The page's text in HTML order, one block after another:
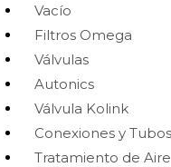
Vacío
Filtros Omega
Válvulas
Autonics
Válvula Kolink
Conexiones y Tubos
Tratamiento de Aire